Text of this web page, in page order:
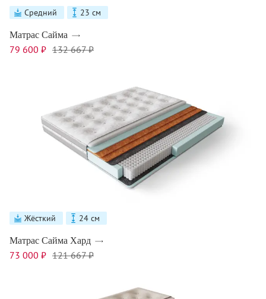
Средний 23 см
Матрас Сайма
79 600 ₽ 132 667 ₽
Жёсткий 24 см
Матрас Сайма Хард
73 000 ₽ 121 667 ₽